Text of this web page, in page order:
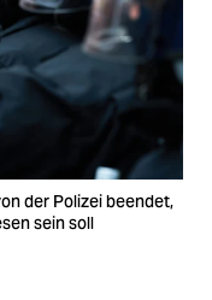
der Polizei beendet,
sein soll